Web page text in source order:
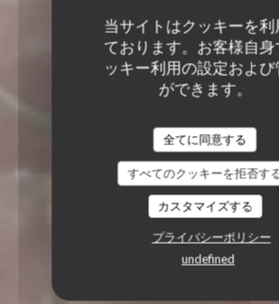
当サイトはクッキーを利
ております。お客様自身
ッキー利用の設定および
ができます。
全てに同意する
すべてのクッキーを拒否す
カスタマイズする
プライバシーポリシー
undefined